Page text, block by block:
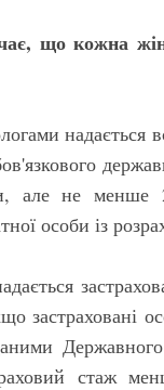
що кожна
надається
але не менше
особи із
застраховані
стаж